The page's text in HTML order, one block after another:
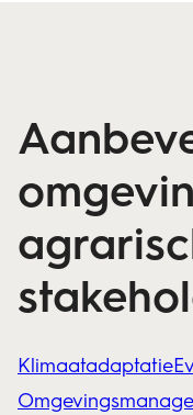
Klimaatadaptatie